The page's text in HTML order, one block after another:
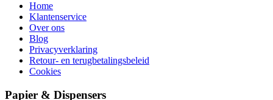
Home
Klantenservice
Over ons
Blog
Privacyverklaring
Retour- en terugbetalingsbeleid
Cookies
Papier & Dispensers